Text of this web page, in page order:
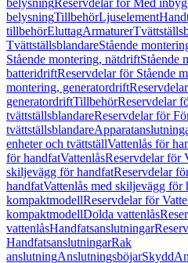
belysningReservdelar för Med
belysningTillbehörLjuselement
tillbehörEluttagArmaturer
TvättställsblandareStående
Stående montering, nätdriftStående
batteridriftReservdelar för Stående
montering, generatordrift
generatordriftTillbehörReservdelar
tvättställsblandareReservdelar för
tvättställsblandare
enheter och tvättställVattenlås för
för handfatVattenlåsReservdelar för
skiljevägg för handfatReservdelar
handfatVattenlås med skiljevägg för
kompaktmodellReservdelar för
kompaktmodellDolda vattenlås
vattenlåsHandfatsanslutningar
HandfatsanslutningarRak
anslutningAnslutningsböjarSkydd